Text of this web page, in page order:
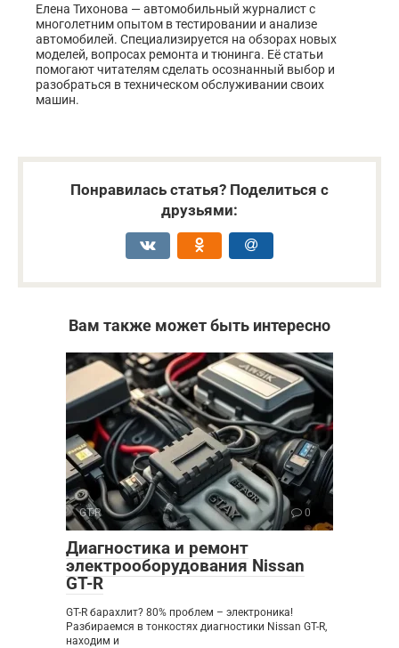
Елена Тихонова — автомобильный журналист с
многолетним опытом в тестировании и анализе
автомобилей. Специализируется на обзорах новых
моделей, вопросах ремонта и тюнинга. Её статьи
помогают читателям сделать осознанный выбор и
разобраться в техническом обслуживании своих
машин.
Понравилась статья? Поделиться с
друзьями:
Вам также может быть интересно
GT-R 0
Диагностика и ремонт
электрооборудования Nissan
GT-R
GT-R барахлит? 80% проблем – электроника!
Разбираемся в тонкостях диагностики Nissan GT-R,
находим и